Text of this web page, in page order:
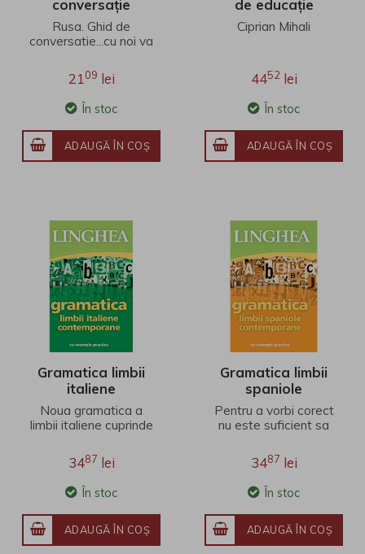
conversație
Rusa. Ghid de
conversatie...cu noi va
de conversatie va
ajuta sa comunica..
2109 lei
În stoc
ADAUGĂ ÎN COŞ
de educație
socială
Ciprian Mihali
4452lei
În stoc
ADAUGĂ ÎN COŞ
Gramatica limbii
italiene
contemporane cu
exemple practice
Noua gramatica a
limbii italiene cuprinde
gramaticale
contemporane intr-un
format g..
3487 lei
În stoc
ADAUGĂ ÎN COŞ
Gramatica limbii
spaniole
contemporane cu
exemple practice
Pentru a vorbi corect
nu este suficient sa
teoretice
gramaticale, ci
trebuie sa ..
3487 lei
În stoc
ADAUGĂ ÎN COŞ